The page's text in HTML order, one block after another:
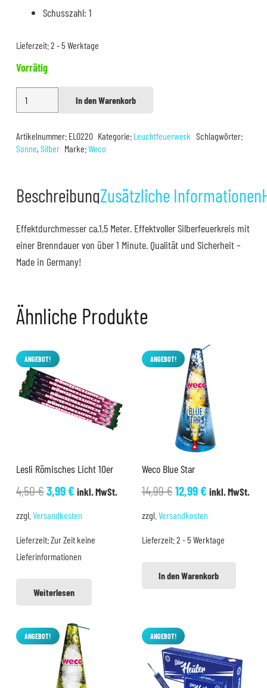
Schusszahl: 1
Lieferzeit:2 - 5 Werktage
Vorrätig
Weco
Premium
Menge
In den Warenkorb
Alternative:
Artikelnummer: EL0220 Kategorie: Leuchtfeuerwerk Schlagwörter:
Sonne, Silber Marke:Weco
BeschreibungZusätzliche Informationen
Effektdurchmesser ca.1,5 Meter. Effektvoller Silberfeuerkreis mit
einer Brenndauer von über 1 Minute. Qualität und Sicherheit –
Made in Germany!
Ähnliche Produkte
ANGEBOT!
Lesli Römisches Licht 10er
4,50€Ursprünglicher
4,50 €
3,99€Aktueller
3,99 €.
inkl. MwSt.
zzgl. Versandkosten
Lieferzeit:Zur Zeit keine
Lieferinformationen
Weiterlesen
ANGEBOT!
Weco Blue Star
14,99€Ursprünglicher
14,99 €
12,99€Aktueller
12,99 €.
inkl. MwSt.
zzgl. Versandkosten
Lieferzeit:2 - 5 Werktage
In den Warenkorb
ANGEBOT! ANGEBOT!